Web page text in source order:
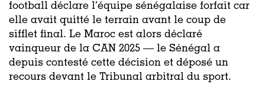
football déclare l’équipe sénégalaise forfait car
elle avait quitté le terrain avant le coup de
sifflet final. Le Maroc est alors déclaré
vainqueur de la CAN 2025 — le Sénégal a
depuis contesté cette décision et déposé un
recours devant le Tribunal arbitral du sport.